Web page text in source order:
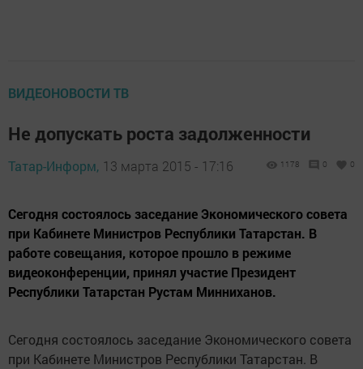
ВИДЕОНОВОСТИ ТВ
Не допускать роста задолженности
Татар-Информ, 13 марта 2015 - 17:16 1178 0 0
Сегодня состоялось заседание Экономического совета
при Кабинете Министров Республики Татарстан. В
работе совещания, которое прошло в режиме
видеоконференции, принял участие Президент
Республики Татарстан Рустам Минниханов.
Сегодня состоялось заседание Экономического совета
при Кабинете Министров Республики Татарстан. В